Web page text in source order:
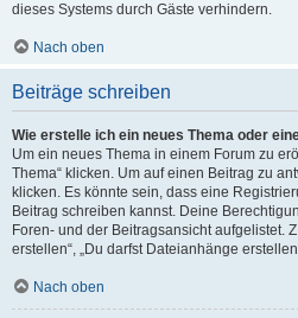
dieses Systems durch Gäste verhindern.
Nach oben
Beiträge schreiben
Wie erstelle ich ein neues Thema oder
Um ein neues Thema in einem Forum zu
Thema“ klicken. Um auf einen Beitrag zu
klicken. Es könnte sein, dass eine
Beitrag schreiben kannst. Deine
Foren- und der Beitragsansicht aufgelistet.
erstellen“, „Du darfst Dateianhänge
Nach oben